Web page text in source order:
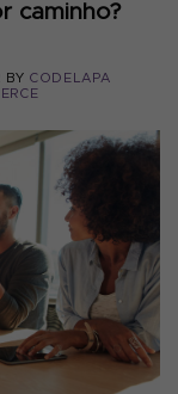
caminho?
BY CODELAPA